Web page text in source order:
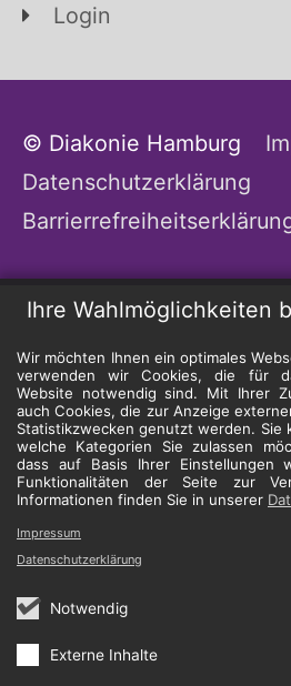
Ihre Wahlmöglichkeiten
Wir möchten Ihnen ein optimales
verwenden wir Cookies, die für
Website notwendig sind. Mit Ihrer
auch Cookies, die zur Anzeige
Statistikzwecken genutzt werden. Sie
welche Kategorien Sie zulassen
dass auf Basis Ihrer Einstellungen
Funktionalitäten der Seite zur
Informationen finden Sie in unserer
Notwendig
Externe Inhalte
Impressum
Datenschutzerklärung
Login
© Diakonie Hamburg
Datenschutzerklärung